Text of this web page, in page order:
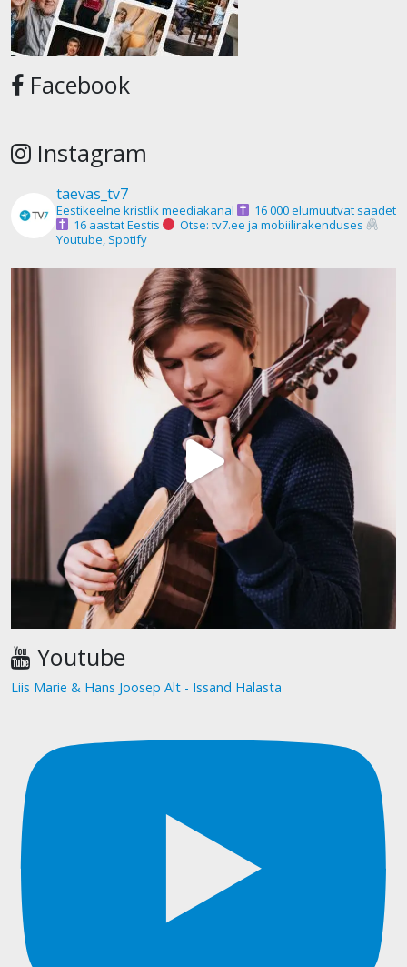
Facebook
Instagram
taevas_tv7
Eestikeelne kristlik meediakanal
16 000 elumuutvat saadet
16 aastat Eestis
Otse: tv7.ee ja mobiilirakenduses
Youtube, Spotify
Youtube
Liis Marie & Hans Joosep Alt - Issand Halasta